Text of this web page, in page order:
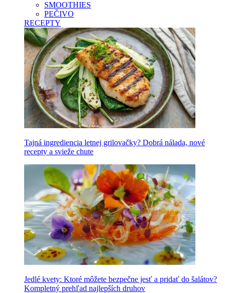
SMOOTHIES
PEČIVO
RECEPTY
Tajná ingrediencia letnej grilovačky? Dobrá nálada, nové
recepty a svieže chute
Jedlé kvety: Ktoré môžete bezpečne jesť a pridať do šalátov?
Kompletný prehľad najlepších druhov